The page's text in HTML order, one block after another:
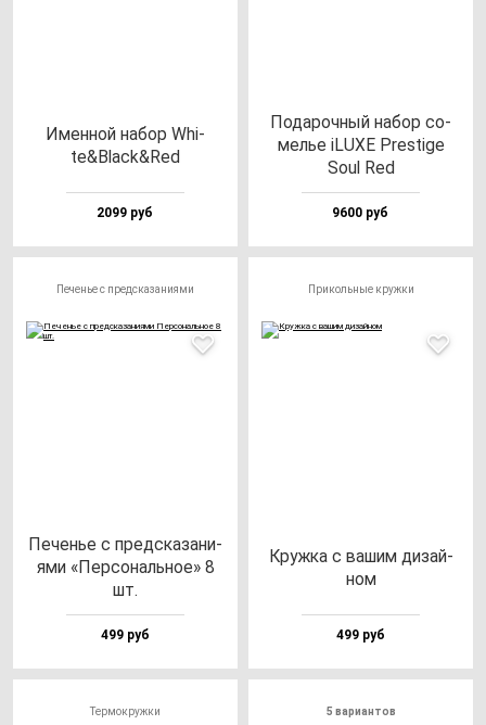
Имен­ной на­бор Whi­
te&Black&Red
2099 руб
Пода­роч­ный на­бор со­
мелье iLUXE Pres­ti­ge
Soul Red
9600 руб
Печенье с предсказаниями
Печенье с пред­ска­за­ни­
ями «Пер­со­наль­ное» 8
шт.
499 руб
Прикольные кружки
Круж­ка с ва­шим ди­зай­
ном
499 руб
Термокружки 5 вариантов